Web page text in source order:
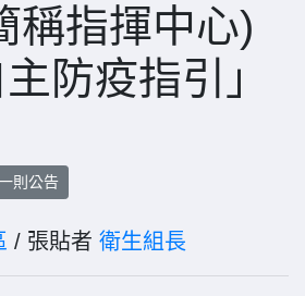
稱指揮中心)
防疫指引」
則公告
/ 張貼者 衛生組長